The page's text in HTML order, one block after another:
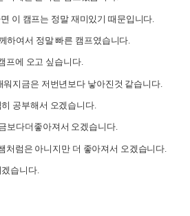
이 캠프는 정말 재미있기 때문입니다
하여서 정말 빠른 캠프였습니다
프에 오고 싶습니다.
워지금은 저번년보다 낳아진것 같습니다.
공부해서 오겠습니다.
보다더좋아져서 오겠습니다.
처럼은 아니지만 더 좋아져서 오겠습니다
습니다.